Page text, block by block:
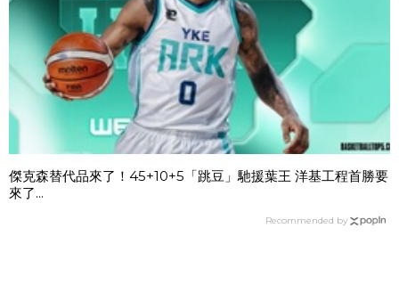
傑克森替代品來了！45+10+5「跳豆」馳援葉王 洋基工程首勝要
來了...
Recommended by